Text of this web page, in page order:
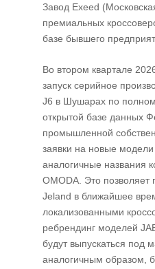
Завод Exeed
премиальных
базе бывшего
Во втором квартале
запуск серийное
J6 в Шушарах по
открытой базе данных
промышленной
заявки на новые
аналогичные названия
OMODA. Это позволяет
Jeland в ближайшее
локализованными
ребрендинг моделей
будут выпускаться под
аналогичным образом,